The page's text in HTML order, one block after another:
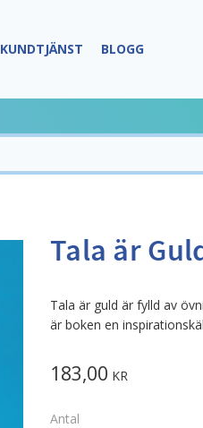
KUNDTJÄNST BLOGG
Tala är
Tala är guld är fylld av
är boken en
183,00 KR
Antal